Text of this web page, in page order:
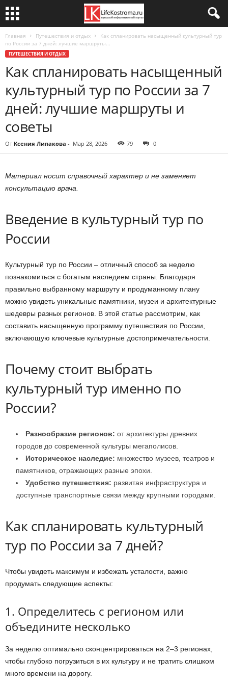
Главная Путешествия и отдых
Как спланировать насыщенный культурный тур
по России за 7 дней: лучшие маршруты...
ПУТЕШЕСТВИЯ И ОТДЫХ
Как спланировать насыщенный
культурный тур по России за 7
дней: лучшие маршруты и
советы
От Ксения Липакова - Мар 28, 2026 79 0
Материал носит справочный характер и не заменяет
консультацию врача.
Введение в культурный тур по
России
Культурный тур по России – отличный способ за неделю
познакомиться с богатым наследием страны. Благодаря
правильно выбранному маршруту и продуманному плану
можно увидеть уникальные памятники, музеи и архитектурные
шедевры разных регионов. В этой статье рассмотрим, как
составить насыщенную программу путешествия по России,
включающую ключевые культурные достопримечательности.
Почему стоит выбрать
культурный тур именно по
России?
Разнообразие регионов: от архитектуры древних
городов до современной культуры мегаполисов.
Историческое наследие: множество музеев, театров и
памятников, отражающих разные эпохи.
Удобство путешествия: развитая инфраструктура и
доступные транспортные связи между крупными городами.
Как спланировать культурный
тур по России за 7 дней?
Чтобы увидеть максимум и избежать усталости, важно
продумать следующие аспекты:
1. Определитесь с регионом или
объедините несколько
За неделю оптимально сконцентрироваться на 2–3 регионах,
чтобы глубоко погрузиться в их культуру и не тратить слишком
много времени на дорогу.